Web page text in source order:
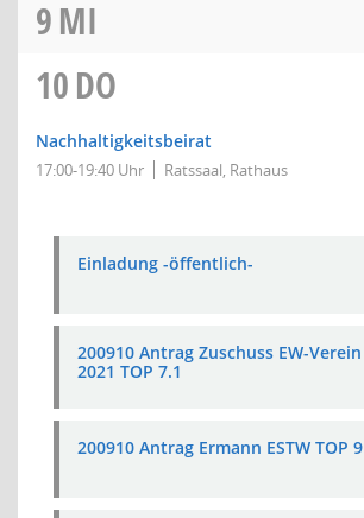
9MI
10DO
Nachhaltigkeitsbeirat
17:00-19:40 Uhr Ratssaal, Rathaus
Einladung -öffentlich-
200910 Antrag Zuschuss EW-Verein
2021 TOP 7.1
200910 Antrag Ermann ESTW TOP 9